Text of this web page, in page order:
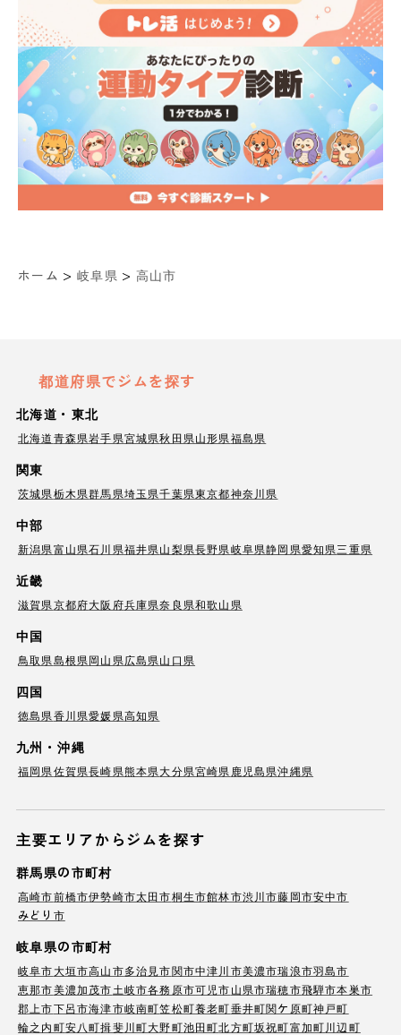
ホーム > 岐阜県 > 高山市
都道府県でジムを探す
北海道・東北
北海道青森県岩手県宮城県秋田県山形県福島県
関東
茨城県栃木県群馬県埼玉県千葉県東京都神奈川県
中部
新潟県富山県石川県福井県山梨県長野県岐阜県静岡県愛知県三重県
近畿
滋賀県京都府大阪府兵庫県奈良県和歌山県
中国
鳥取県島根県岡山県広島県山口県
四国
徳島県香川県愛媛県高知県
九州・沖縄
福岡県佐賀県長崎県熊本県大分県宮崎県 鹿児島県沖縄県
主要エリアからジムを探す
群馬県の市町村
高崎市前橋市伊勢崎市太田市桐生市館林市渋川市藤岡市安中市
みどり市
岐阜県の市町村
岐阜市大垣市高山市多治見市関市中津川市美濃市瑞浪市羽島市
恵那市美濃加茂市土岐市各務原市可児市山県市瑞穂市飛騨市本巣市
郡上市下呂市海津市岐南町笠松町養老町垂井町関ケ原町神戸町
輪之内町安八町揖斐川町大野町池田町北方町坂祝町富加町川辺町